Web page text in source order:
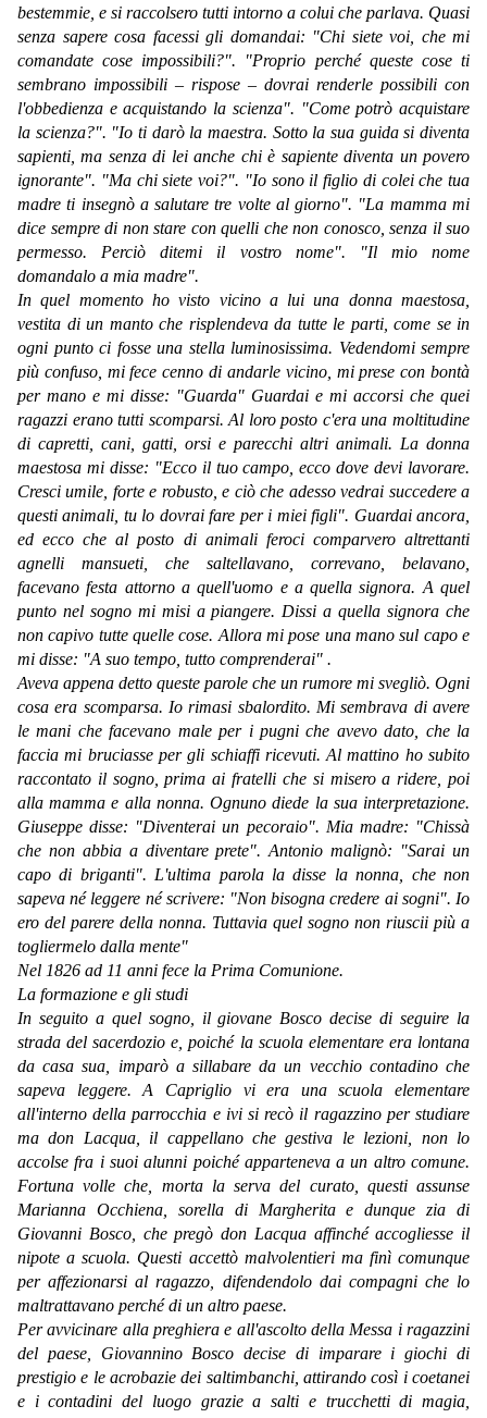
bestemmie, e si raccolsero tutti intorno a colui che parlava. Quasi
senza sapere cosa facessi gli domandai: "Chi siete voi, che mi
comandate cose impossibili?". "Proprio perché queste cose ti
sembrano impossibili – rispose – dovrai renderle possibili con
l'obbedienza e acquistando la scienza". "Come potrò acquistare
la scienza?". "Io ti darò la maestra. Sotto la sua guida si diventa
sapienti, ma senza di lei anche chi è sapiente diventa un povero
ignorante". "Ma chi siete voi?". "Io sono il figlio di colei che tua
madre ti insegnò a salutare tre volte al giorno". "La mamma mi
dice sempre di non stare con quelli che non conosco, senza il suo
permesso. Perciò ditemi il vostro nome". "Il mio nome
domandalo a mia madre".
In quel momento ho visto vicino a lui una donna maestosa,
vestita di un manto che risplendeva da tutte le parti, come se in
ogni punto ci fosse una stella luminosissima. Vedendomi sempre
più confuso, mi fece cenno di andarle vicino, mi prese con bontà
per mano e mi disse: "Guarda" Guardai e mi accorsi che quei
ragazzi erano tutti scomparsi. Al loro posto c'era una moltitudine
di capretti, cani, gatti, orsi e parecchi altri animali. La donna
maestosa mi disse: "Ecco il tuo campo, ecco dove devi lavorare.
Cresci umile, forte e robusto, e ciò che adesso vedrai succedere a
questi animali, tu lo dovrai fare per i miei figli". Guardai ancora,
ed ecco che al posto di animali feroci comparvero altrettanti
agnelli mansueti, che saltellavano, correvano, belavano,
facevano festa attorno a quell'uomo e a quella signora. A quel
punto nel sogno mi misi a piangere. Dissi a quella signora che
non capivo tutte quelle cose. Allora mi pose una mano sul capo e
mi disse: "A suo tempo, tutto comprenderai" .
Aveva appena detto queste parole che un rumore mi svegliò. Ogni
cosa era scomparsa. Io rimasi sbalordito. Mi sembrava di avere
le mani che facevano male per i pugni che avevo dato, che la
faccia mi bruciasse per gli schiaffi ricevuti. Al mattino ho subito
raccontato il sogno, prima ai fratelli che si misero a ridere, poi
alla mamma e alla nonna. Ognuno diede la sua interpretazione.
Giuseppe disse: "Diventerai un pecoraio". Mia madre: "Chissà
che non abbia a diventare prete". Antonio malignò: "Sarai un
capo di briganti". L'ultima parola la disse la nonna, che non
sapeva né leggere né scrivere: "Non bisogna credere ai sogni". Io
ero del parere della nonna. Tuttavia quel sogno non riuscii più a
togliermelo dalla mente"
Nel 1826 ad 11 anni fece la Prima Comunione.
La formazione e gli studi
In seguito a quel sogno, il giovane Bosco decise di seguire la
strada del sacerdozio e, poiché la scuola elementare era lontana
da casa sua, imparò a sillabare da un vecchio contadino che
sapeva leggere. A Capriglio vi era una scuola elementare
all'interno della parrocchia e ivi si recò il ragazzino per studiare
ma don Lacqua, il cappellano che gestiva le lezioni, non lo
accolse fra i suoi alunni poiché apparteneva a un altro comune.
Fortuna volle che, morta la serva del curato, questi assunse
Marianna Occhiena, sorella di Margherita e dunque zia di
Giovanni Bosco, che pregò don Lacqua affinché accogliesse il
nipote a scuola. Questi accettò malvolentieri ma finì comunque
per affezionarsi al ragazzo, difendendolo dai compagni che lo
maltrattavano perché di un altro paese.
Per avvicinare alla preghiera e all'ascolto della Messa i ragazzini
del paese, Giovannino Bosco decise di imparare i giochi di
prestigio e le acrobazie dei saltimbanchi, attirando così i coetanei
e i contadini del luogo grazie a salti e trucchetti di magia,